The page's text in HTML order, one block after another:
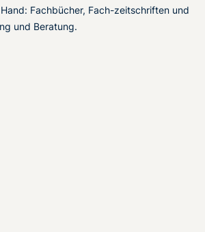
Fachbücher, Fach-zeitschriften und
und Beratung.